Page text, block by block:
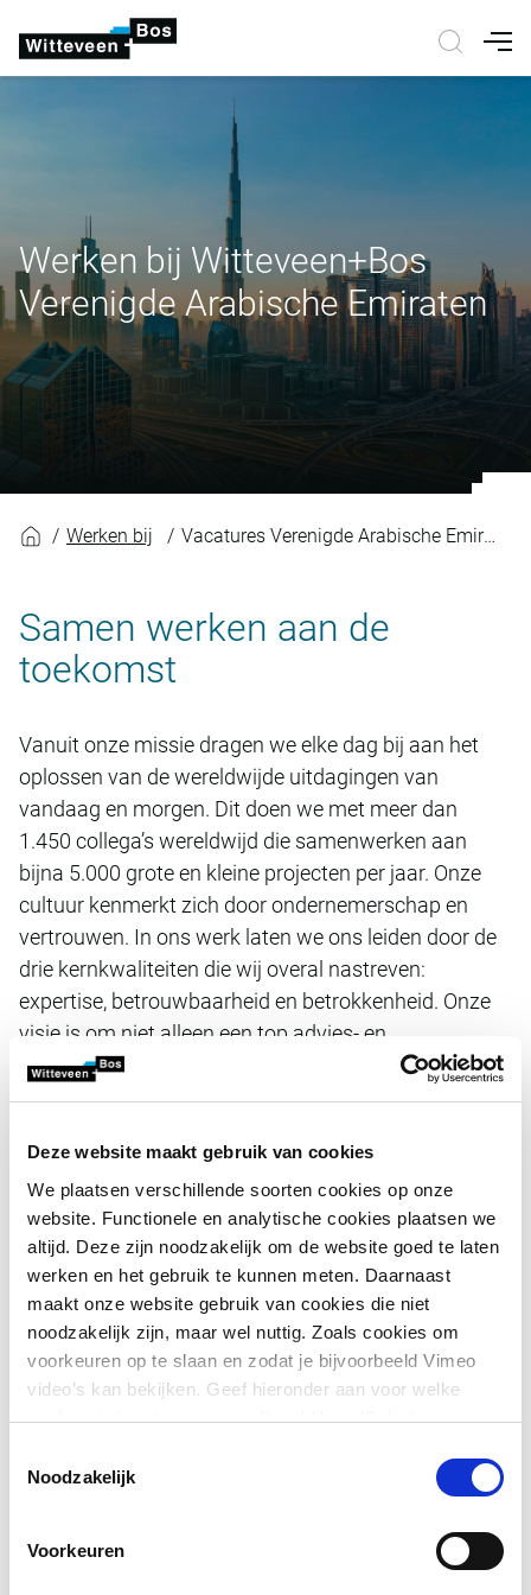
Deze website maakt gebruik van cookies
We plaatsen verschillende soorten cookies op onze
website. Functionele en analytische cookies plaatsen we
altijd. Deze zijn noodzakelijk om de website goed te laten
werken en het gebruik te kunnen meten. Daarnaast
maakt onze website gebruik van cookies die niet
noodzakelijk zijn, maar wel nuttig. Zoals cookies om
voorkeuren op te slaan en zodat je bijvoorbeeld Vimeo
video’s kan bekijken. Geef hieronder aan voor welke
cookies je toestemming geeft en klik op ‘Selectie
akkoord met het plaatsen van alle cookies.
Meer over
Noodzakelijk
Voorkeuren
Werken bij Witteveen+Bos
Verenigde Arabische Emiraten
Werken bij Vacatures Verenigde Arabische Emiraten
Samen werken aan de
toekomst
Vanuit onze missie dragen we elke dag bij aan het
oplossen van de wereldwijde uitdagingen van
vandaag en morgen. Dit doen we met meer dan
1.450 collega’s wereldwijd die samenwerken aan
bijna 5.000 grote en kleine projecten per jaar. Onze
cultuur kenmerkt zich door ondernemerschap en
vertrouwen. In ons werk laten we ons leiden door de
drie kernkwaliteiten die wij overal nastreven:
expertise, betrouwbaarheid en betrokkenheid. Onze
visie is om niet alleen een top advies- en
ingenieursbureau te zijn, maar ook een topwerkgever.
Om dit te bereiken willen we dat onze medewerkers
maximaal kunnen benutten.
Wil jij je ambities bij ons waarmaken? Zet dan nu de
eerste stap door jouw sollicitatie naar ons te sturen!
Contact
Meer over
de
Verenigde
Arabische
We zijn voortdurend op zoek
naar getalenteerde